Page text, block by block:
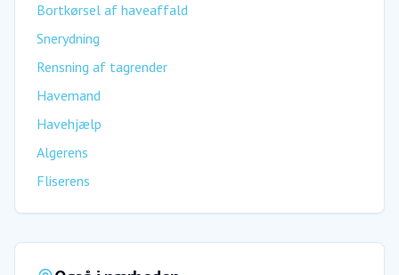
Bortkørsel af haveaffald
Snerydning
Rensning af tagrender
Havemand
Havehjælp
Algerens
Fliserens